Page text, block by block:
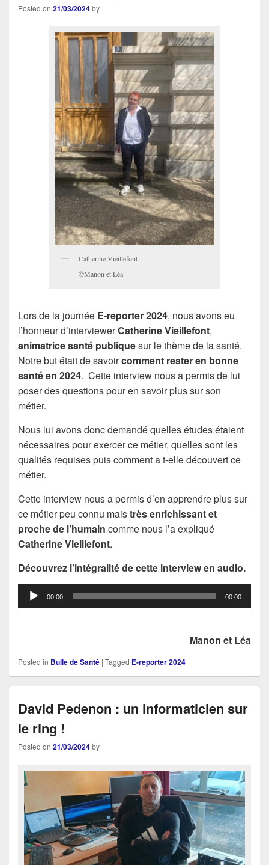
Posted on 21/03/2024by
Catherine Vieillefont
©Manon et Léa
Lors de la journée E-reporter 2024, nous avons eu
l’honneur d’interviewerCatherine Vieillefont,
animatrice santé publiquesur le thème de la santé.
Notre but était de savoircomment rester en bonne
santé en 2024. Cette interview nous a permis de lui
poser des questions pour en savoir plus sur son
métier.
Nous lui avons donc demandé quelles études étaient
nécessaires pour exercer ce métier, quelles sont les
qualités requises puis comment a t-elle découvert ce
métier.
Cette interview nous a permis d’en apprendre plus sur
ce métier peu connu maistrès enrichissant et
proche de l’humain comme nous l’a expliqué
Catherine Vieillefont.
Découvrez l’intégralité de cette interview en audio.
Lecteur
audio
00:00 00:00
Manon et Léa
Posted in Bulle de Santé | Tagged E-reporter 2024
David Pedenon : un informaticien sur
le ring !
Posted on 21/03/2024by